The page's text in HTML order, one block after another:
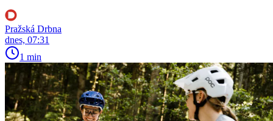
Pražská Drbna
dnes, 07:31
1 min